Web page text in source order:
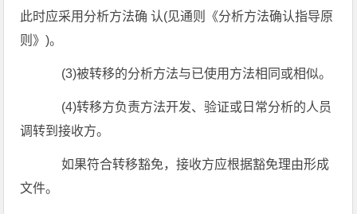
此时应采用分析方法确 认(见通则《分析方法确认指导原
则》)。
(3)被转移的分析方法与已使用方法相同或相似。
(4)转移方负责方法开发、验证或日常分析的人员
调转到接收方。
如果符合转移豁免，接收方应根据豁免理由形成
文件。